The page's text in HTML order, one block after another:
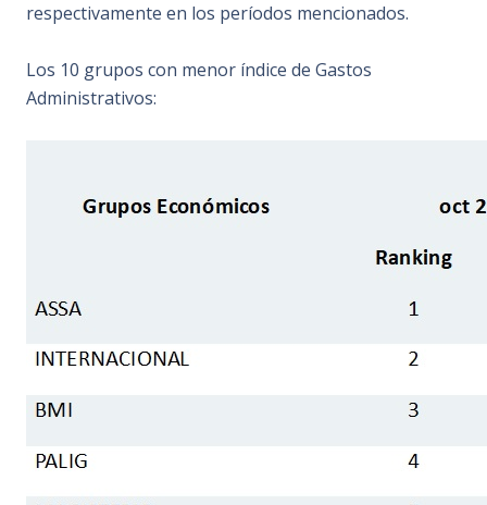
respectivamente en los períodos mencionados.
Los 10 grupos con menor índice de Gastos
Administrativos: